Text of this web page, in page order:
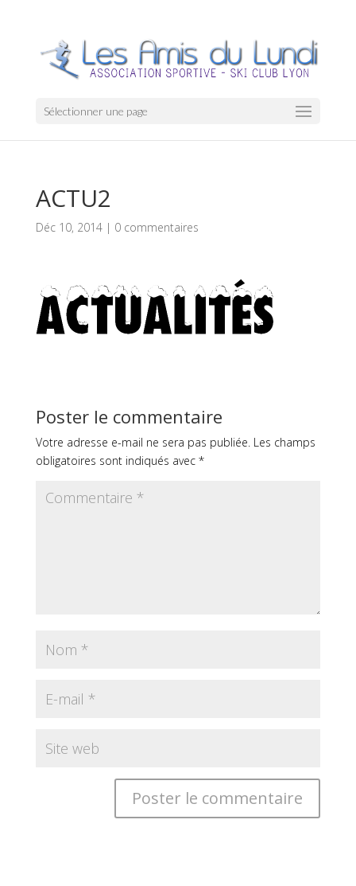
Sélectionner une page
ACTU2
Déc 10, 2014| 0 commentaires
Poster le commentaire
Votre adresse e-mail ne sera pas publiée. Les champs
obligatoires sont indiqués avec *